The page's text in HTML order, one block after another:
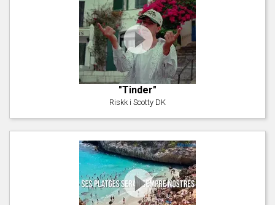
"Tinder"
Riskk i Scotty DK